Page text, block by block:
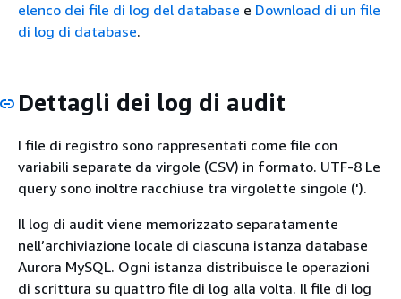
elenco dei file di log del database e Download di un file
di log di database.
Dettagli dei log di audit
I file di registro sono rappresentati come file con
variabili separate da virgole (CSV) in formato. UTF-8 Le
query sono inoltre racchiuse tra virgolette singole (').
Il log di audit viene memorizzato separatamente
nell’archiviazione locale di ciascuna istanza database
Aurora MySQL. Ogni istanza distribuisce le operazioni
di scrittura su quattro file di log alla volta. Il file di log